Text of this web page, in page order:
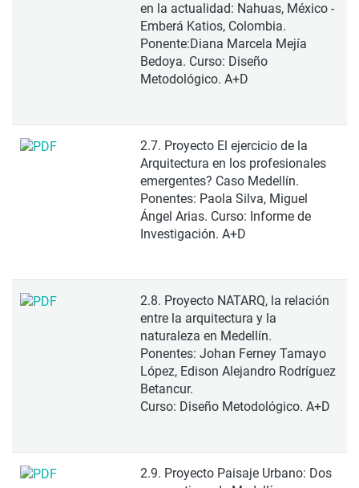
en la actualidad: Nahuas, México -
Emberá Katios, Colombia.
Ponente:Diana Marcela Mejía
Bedoya. Curso: Diseño
Metodológico. A+D
2.7. Proyecto El ejercicio de la
Arquitectura en los profesionales
emergentes? Caso Medellín.
Ponentes: Paola Silva, Miguel
Ángel Arias. Curso: Informe de
Investigación. A+D
2.8. Proyecto NATARQ, la relación
entre la arquitectura y la
naturaleza en Medellín.
Ponentes: Johan Ferney Tamayo
López, Edison Alejandro Rodríguez
Betancur.
Curso: Diseño Metodológico. A+D
2.9. Proyecto Paisaje Urbano: Dos